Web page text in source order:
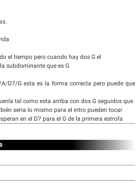
el tiempo pero cuando hay dos G el
subdominante que es G
D7/G esta es la forma correcta pero puede que
tal como esta arriba con dos G seguidos que
seria lo mismo para el intro pueden tocar
en el D7 para el G de la primera estrofa